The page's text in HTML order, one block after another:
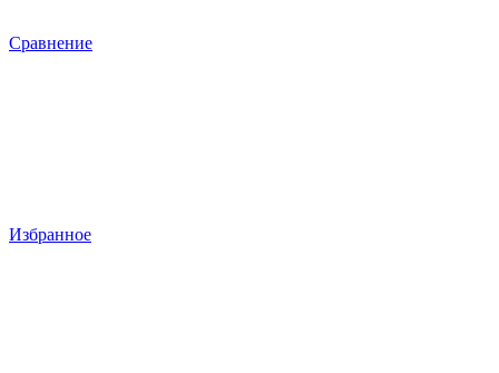
Сравнение
Избранное